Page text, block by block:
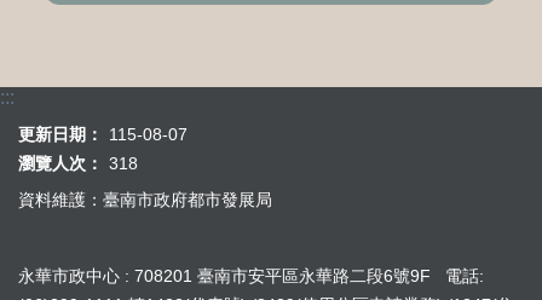
:::
更新日期：
115-08-07
瀏覽人次：
318
資料維護：臺南市政府都市發展局
永華市政中心 : 708201 臺南市安平區永華路二段6號9F 電話: